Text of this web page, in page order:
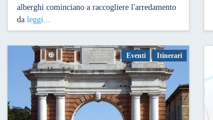
alberghi cominciano a raccogliere l'arredamento
da leggi...
Eventi Itinerari